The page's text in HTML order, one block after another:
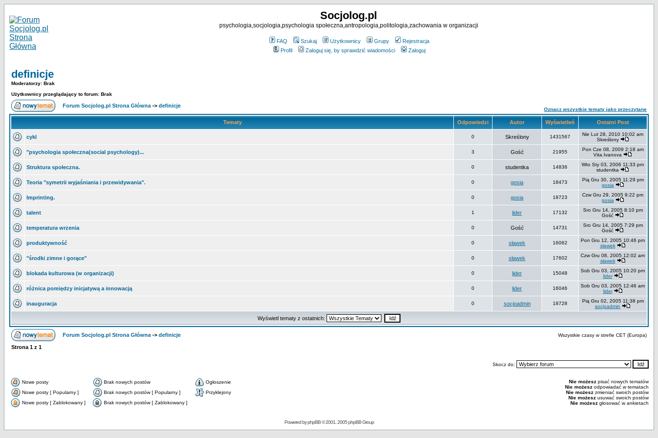
Socjolog.pl
psychologia,socjologia,psychologia społeczna,antropologia,politologia,zachowania w organizacji
FAQ Szukaj Użytkownicy Grupy
Rejestracja
Profil
Zaloguj się, by sprawdzić wiadomości Zaloguj
definicje
Moderatorzy: Brak
Użytkownicy przeglądający to forum: Brak
Forum Socjolog.pl Strona Główna -> definicje
Oznacz wszystkie tematy jako przeczytane
Tematy Odpowiedzi Autor Wyświetleń Ostatni Post
cykl 0 Skreślony 1431567
Nie Lut 28, 2010 10:02 am
Skreślony
"psychologia społeczna(social psychology)... 3 Gość 21955
Pon Cze 08, 2009 2:18 am
Vita.Ivanova
Struktura społeczna. 0 studentka 14836
Wto Sty 03, 2006 11:33 pm
studentka
Teoria "symetrii wyjaśniania i przewidywania". 0 gosia 18473
Pią Gru 30, 2005 11:29 pm
gosia
Imprinting. 0 gosia 18723
Czw Gru 29, 2005 9:22 pm
gosia
talent 1 lider 17132
Sro Gru 14, 2005 8:10 pm
Gość
temperatura wrzenia 0 Gość 14731
Sro Gru 14, 2005 7:29 pm
Gość
produktywność 0 sławek 16062
Pon Gru 12, 2005 10:46 pm
sławek
"środki zimne i gorące" 0 sławek 17602
Czw Gru 08, 2005 12:02 am
sławek
blokada kulturowa (w organizacji) 0 lider 15048
Sob Gru 03, 2005 10:20 pm
lider
różnica pomiędzy inicjatywą a innowacją 0 lider 16046
Sob Gru 03, 2005 12:46 am
lider
inauguracja 0 socjoadmin 18728
Pią Gru 02, 2005 11:38 pm
socjoadmin
Wyświetl tematy z ostatnich:
Forum Socjolog.pl Strona Główna -> definicje Wszystkie czasy w strefie CET (Europa)
Strona 1 z 1
Skocz do:
Nowe posty Brak nowych postów
Ogłoszenie
Nowe posty [ Popularny ]
Brak nowych postów [ Popularny ]
Przyklejony
Nowe posty [ Zablokowany ]
Brak nowych postów [ Zablokowany ]
Nie możesz pisać nowych tematów
Nie możesz odpowiadać w tematach
Nie możesz zmieniać swoich postów
Nie możesz usuwać swoich postów
Nie możesz głosować w ankietach
Powered byphpBB© 2001, 2005 phpBB Group